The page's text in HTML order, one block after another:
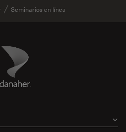
Seminarios en línea
Danaher Logo